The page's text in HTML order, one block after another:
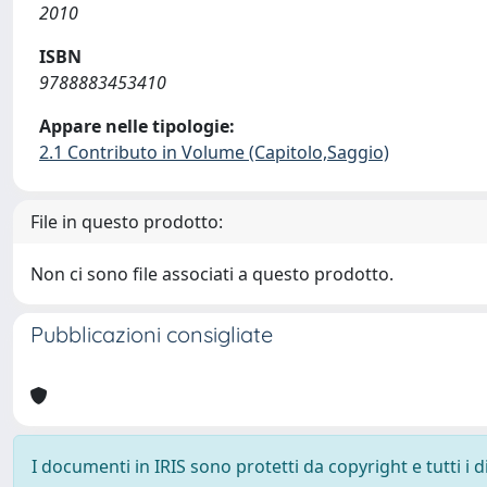
2010
ISBN
9788883453410
Appare nelle tipologie:
2.1 Contributo in Volume (Capitolo,Saggio)
File in questo prodotto:
Non ci sono file associati a questo prodotto.
Pubblicazioni consigliate
I documenti in IRIS sono protetti da copyright e tutti i